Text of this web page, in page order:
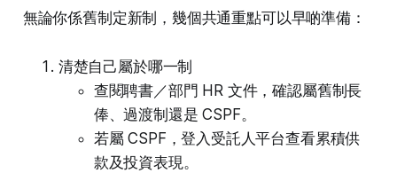
無論你係舊制定新制，幾個共通重點可以早啲準備：
清楚自己屬於哪一制
查閱聘書／部門 HR 文件，確認屬舊制長
俸、過渡制還是 CSPF。
若屬 CSPF，登入受託人平台查看累積供
款及投資表現。